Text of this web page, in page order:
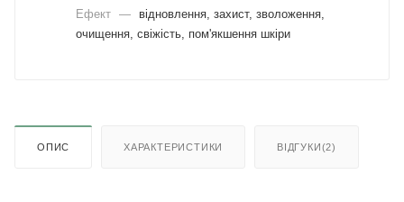
Ефект —
відновлення, захист, зволоження,
очищення, свіжість, пом'якшення шкіри
ОПИС ХАРАКТЕРИСТИКИ ВІДГУКИ(2)